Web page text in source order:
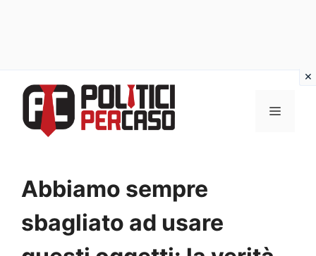
contenuto
MENU
Abbiamo sempre
sbagliato ad usare